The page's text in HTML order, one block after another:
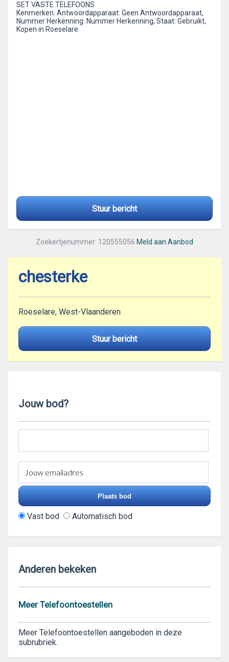
SET VASTE TELEFOONS
Kenmerken: Antwoordapparaat: Geen Antwoordapparaat,
Nummer Herkenning: Nummer Herkenning, Staat: Gebruikt,
Kopen in Roeselare
Stuur bericht
Zoekertjenummer: 120555056 Meld aan Aanbod
chesterke
Roeselare, West-Vlaanderen
Stuur bericht
Jouw bod?
Vast bod Automatisch bod
Anderen bekeken
Meer Telefoontoestellen
Meer Telefoontoestellen aangeboden in deze
subrubriek.